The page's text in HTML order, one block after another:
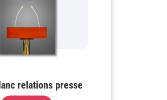
relations presse